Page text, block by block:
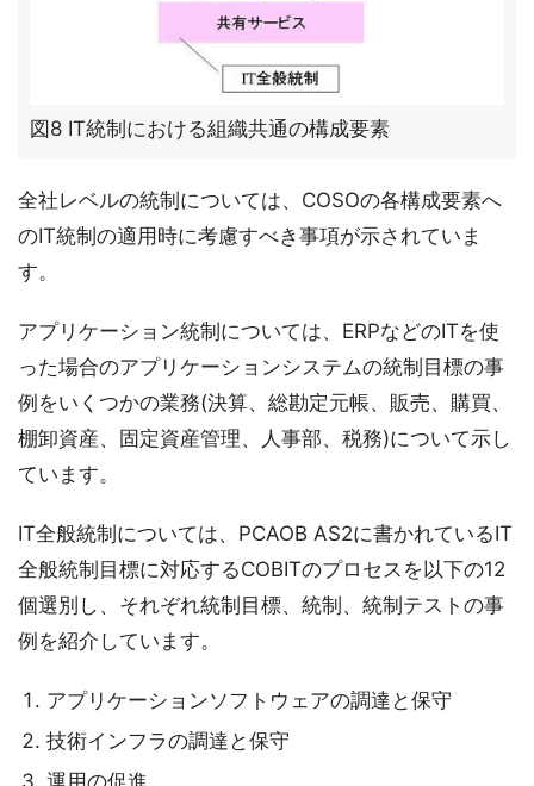
図8 IT統制における組織共通の構成要素
全社レベルの統制については、COSOの各構成要素へ
のIT統制の適用時に考慮すべき事項が示されていま
す。
アプリケーション統制については、ERPなどのITを使
った場合のアプリケーションシステムの統制目標の事
例をいくつかの業務(決算、総勘定元帳、販売、購買、
棚卸資産、固定資産管理、人事部、税務)について示し
ています。
IT全般統制については、PCAOB AS2に書かれているIT
全般統制目標に対応するCOBITのプロセスを以下の12
個選別し、それぞれ統制目標、統制、統制テストの事
例を紹介しています。
アプリケーションソフトウェアの調達と保守
技術インフラの調達と保守
運用の促進